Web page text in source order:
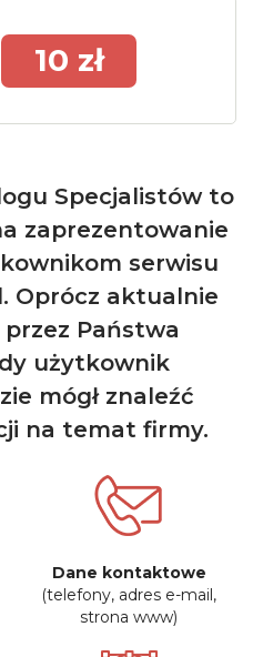
10 zł
Specjalistów to
zaprezentowanie
serwisu
Oprócz aktualnie
Państwa
użytkownik
mógł znaleźć
na temat firmy.
Dane kontaktowe
(telefony, adres e-mail,
strona www)